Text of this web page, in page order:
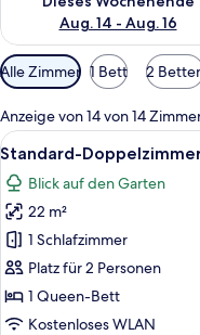
Aug. 14 - Aug. 16
Verfügbare
Filter
für
Zimmer
Alle Zimmer 1 Bett 2
Anzeige von 14 von 14
Alle
Fotos
für
Standard-
Doppelzimmer,
Gartenblick
(Standard
Bungalow)
6
Standard-
Blick auf den Garten
22 m²
1 Schlafzimmer
Platz für 2 Personen
1 Queen-Bett
Kostenloses WLAN